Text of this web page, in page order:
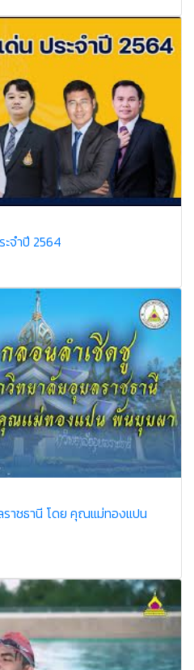
จำปี 2564
าชธานี โดย คุณแม่ทองแปน